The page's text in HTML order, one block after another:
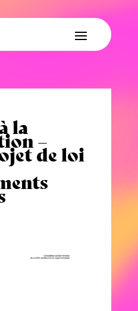
la
–
de loi